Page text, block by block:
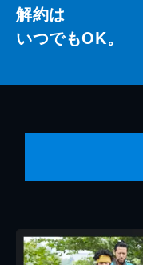
解約は
いつでもOK。